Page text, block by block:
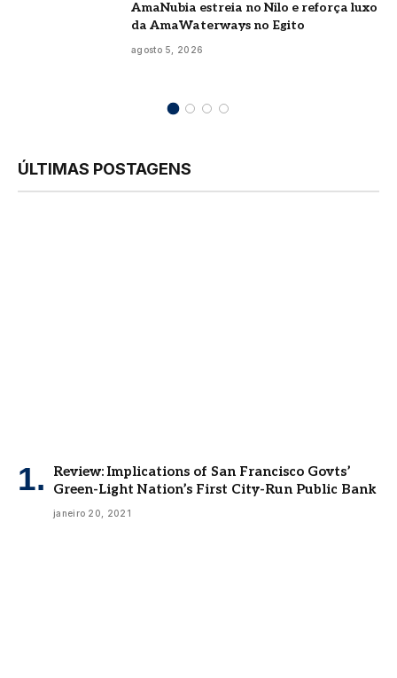
AmaNubia estreia no Nilo e reforça luxo
da AmaWaterways no Egito
agosto 5, 2026
ÚLTIMAS POSTAGENS
Review: Implications of San Francisco Govts’
Green-Light Nation’s First City-Run Public Bank
janeiro 20, 2021